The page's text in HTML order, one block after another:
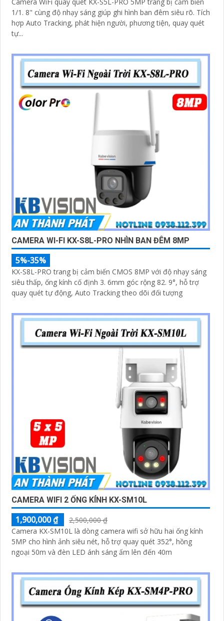
1/1. 8" cùng độ nhạy sáng giúp ghi hình ban đêm siêu rõ. Tích
hợp Auto Tracking, phát hiện người, phương tiện, quay quét
tự...
CAMERA WI-FI KX-S8L-PRO NHÌN BAN ĐÊM 8MP
5%-35%
KX-S8L-PRO trang bị cảm biến CMOS 8MP với độ nhạy sáng
siêu thấp, ống kính cố định 3. 6mm góc rộng 82. 9°, hỗ trợ
quay quét tự động, Auto Tracking theo dõi đối tượng
CAMERA WIFI 2 ỐNG KÍNH KX-SM10L
1,900,000 ₫
2,500,000 ₫
Camera KX-SM10L là dòng camera wifi sở hữu hai ống kính
5MP cho hình ảnh siêu nét, hỗ trợ quay quét 352°, hồng
ngoại 50m và đèn LED ánh sáng ấm lên đến 40m